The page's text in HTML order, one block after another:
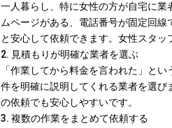
一人暮らし、特に女性の方が自宅に
ムページがある、電話番号が固定回
と安心して依頼できます。女性スタッ
2. 見積もりが明確な業者を選ぶ
「作業してから料金を言われた」と
件を明確に説明してくれる業者を選
の依頼でも安心しやすいです。
3. 複数の作業をまとめて依頼する